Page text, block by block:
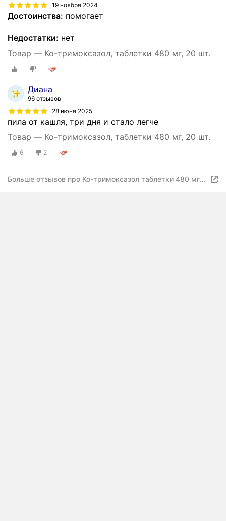
19 ноября 2024
Достоинства: помогает
Недостатки: нет
Товар — Ко-тримоксазол, таблетки 480 мг, 20 шт.
Диана
96 отзывов
28 июня 2025
пила от кашля, три дня и стало легче
Товар — Ко-тримоксазол, таблетки 480 мг, 20 шт.
6 2
Больше отзывов про Ко-тримоксазол таблетки 480 мг